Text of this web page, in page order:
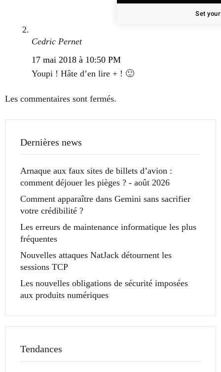
Cedric Pernet
17 mai 2018 à 10:50 PM
Youpi ! Hâte d’en lire + ! 🙂
Les commentaires sont fermés.
Dernières news
Arnaque aux faux sites de billets d’avion :
comment déjouer les pièges ? - août 2026
Comment apparaître dans Gemini sans sacrifier
votre crédibilité ?
Les erreurs de maintenance informatique les plus
fréquentes
Nouvelles attaques NatJack détournent les
sessions TCP
Les nouvelles obligations de sécurité imposées
aux produits numériques
Tendances
Set